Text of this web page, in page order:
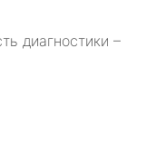
диагностики –